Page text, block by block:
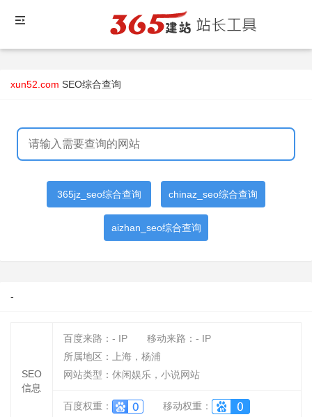
xun52.com SEO综合查询
365jz_seo综合查询 chinaz_seo综合查询
aizhan_seo综合查询
-
SEO
信息
百度来路： - IP 移动来路： - IP
所属地区：上海，杨浦
网站类型：休闲娱乐，小说网站
百度权重：
移动权重：